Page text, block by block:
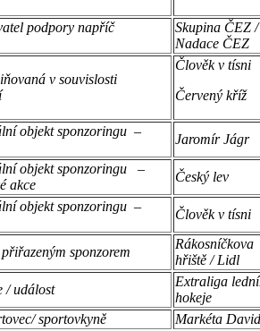
podpory napříč
Skupina ČEZ
Nadace ČEZ
v souvislosti
Člověk v tísni
Červený kříž
objekt sponzoringu –
Jaromír Jágr
objekt sponzoringu –
akce
Český lev
objekt sponzoringu –
Člověk v tísni
sponzorem
Rákosníčkova
hřiště / Lidl
/ událost
Extraliga
hokeje
sportovkyně
Markéta